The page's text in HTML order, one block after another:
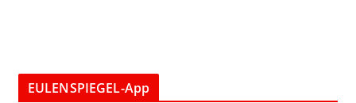
EULENSPIEGEL-App